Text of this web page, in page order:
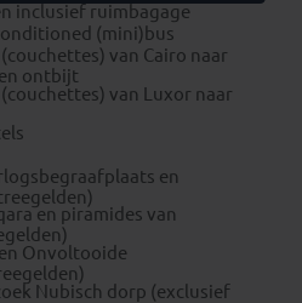
inclusief ruimbagage
(mini)bus
van Cairo naar
ontbijt
van Luxor naar
en
en piramides van
Onvoltooide
Nubisch dorp (exclusief